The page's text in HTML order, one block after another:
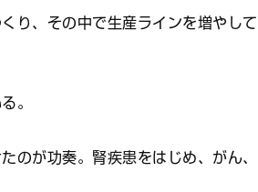
り、その中で生産ラインを増やして
。
のが功奏。腎疾患をはじめ、がん、